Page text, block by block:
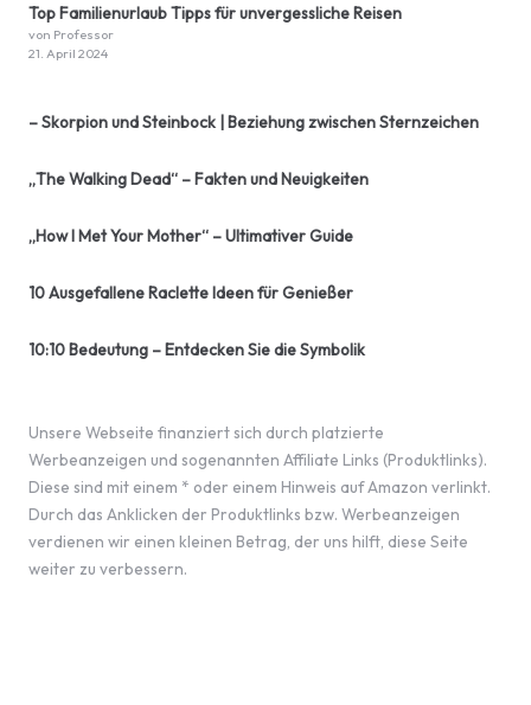
Top Familienurlaub Tipps für unvergessliche Reisen
von Professor
21. April 2024
– Skorpion und Steinbock | Beziehung zwischen Sternzeichen
„The Walking Dead“ – Fakten und Neuigkeiten
„How I Met Your Mother“ – Ultimativer Guide
10 Ausgefallene Raclette Ideen für Genießer
10:10 Bedeutung – Entdecken Sie die Symbolik
Unsere Webseite finanziert sich durch platzierte
Werbeanzeigen und sogenannten Affiliate Links (Produktlinks).
Diese sind mit einem * oder einem Hinweis auf Amazon verlinkt.
Durch das Anklicken der Produktlinks bzw. Werbeanzeigen
verdienen wir einen kleinen Betrag, der uns hilft, diese Seite
weiter zu verbessern.